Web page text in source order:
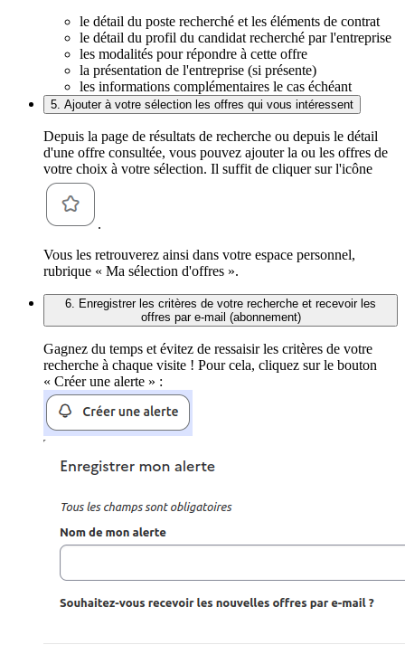
le détail du poste recherché et les éléments de contrat
le détail du profil du candidat recherché par l'entreprise
les modalités pour répondre à cette offre
la présentation de l'entreprise (si présente)
les informations complémentaires le cas échéant
5. Ajouter à votre sélection les offres qui vous intéressent
Depuis la page de résultats de recherche ou depuis le détail
d'une offre consultée, vous pouvez ajouter la ou les offres de
votre choix à votre sélection. Il suffit de cliquer sur l'icône
.
Vous les retrouverez ainsi dans votre espace personnel,
rubrique « Ma sélection d'offres ».
6. Enregistrer les critères de votre recherche et recevoir les
offres par e-mail (abonnement)
Gagnez du temps et évitez de ressaisir les critères de votre
recherche à chaque visite ! Pour cela, cliquez sur le bouton
« Créer une alerte » :